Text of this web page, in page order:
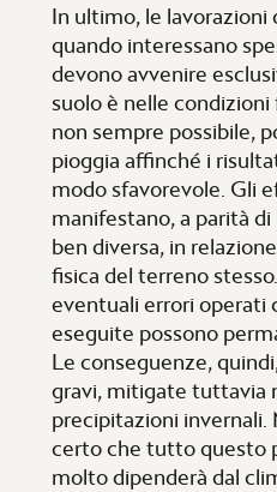
In ultimo, le lavorazioni
quando interessano
devono avvenire
suolo è nelle condizioni
non sempre possibile,
pioggia affinché i
modo sfavorevole. Gli
manifestano, a parità
ben diversa, in
fisica del terreno
eventuali errori operati
eseguite possono
Le conseguenze,
gravi, mitigate tuttavia
precipitazioni invernali.
certo che tutto questo
molto dipenderà dal